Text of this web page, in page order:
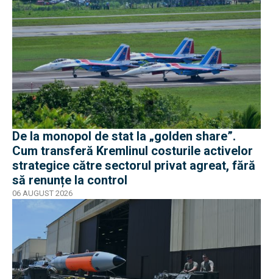
De la monopol de stat la „golden share”.
Cum transferă Kremlinul costurile activelor
strategice către sectorul privat agreat, fără
să renunțe la control
06 AUGUST 2026